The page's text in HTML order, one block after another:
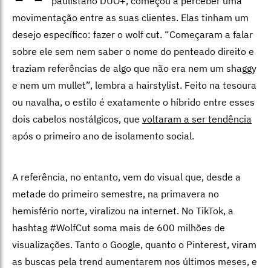
movimentação entre as suas clientes. Elas tinham um
desejo específico: fazer o wolf cut. “Começaram a falar
sobre ele sem nem saber o nome do penteado direito e
traziam referências de algo que não era nem um shaggy
e nem um mullet”, lembra a hairstylist. Feito na tesoura
ou navalha, o estilo é exatamente o híbrido entre esses
dois cabelos nostálgicos, que voltaram a ser tendência
após o primeiro ano de isolamento social.
A referência, no entanto, vem do visual que, desde a
metade do primeiro semestre, na primavera no
hemisfério norte, viralizou na internet. No TikTok, a
hashtag #WolfCut soma mais de 600 milhões de
visualizações. Tanto o Google, quanto o Pinterest, viram
as buscas pela trend aumentarem nos últimos meses, e